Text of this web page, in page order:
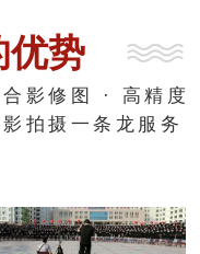
优势
影修图 · 高精度
拍摄一条龙服务